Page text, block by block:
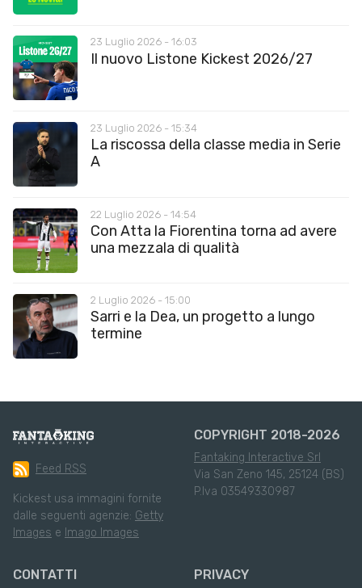
23 Luglio 2026 - 16:03
Il nuovo Listone Kickest 2026/27
23 Luglio 2026 - 15:34
La riscossa della classe media in Serie
A
22 Luglio 2026 - 14:54
Con Atta la Fiorentina torna ad avere
una mezzala di qualità
2 Luglio 2026 - 15:00
Sarri e la Dea, un progetto a lungo
termine
Feed RSS
Kickest usa immagini fornite
dalle seguenti agenzie: Getty
Images e Imago Images
COPYRIGHT 2018-2026
Fantaking Interactive Srl
Via San Zeno 145, 25124 (BS)
P.Iva 03549330987
CONTATTI PRIVACY